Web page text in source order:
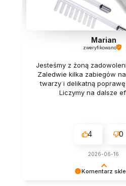
Komentarz
Marian
zweryfikowano
Jesteśmy z żoną
Zaledwie kilka zabiegów
twarzy i delikatną
Liczymy na dalsze
4 0
2026-06-16